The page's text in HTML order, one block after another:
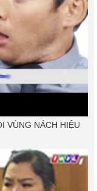
VÙNG NÁCH HIỆU